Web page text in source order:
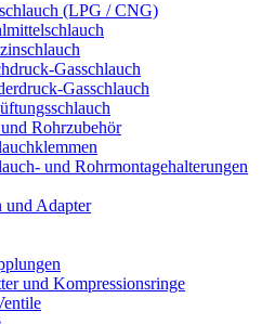
(LPG / CNG)
Gasschlauch
Gasschlauch
Rohrzubehör
und Rohrmontagehalterungen
und Adapter
und Kompressionsringe